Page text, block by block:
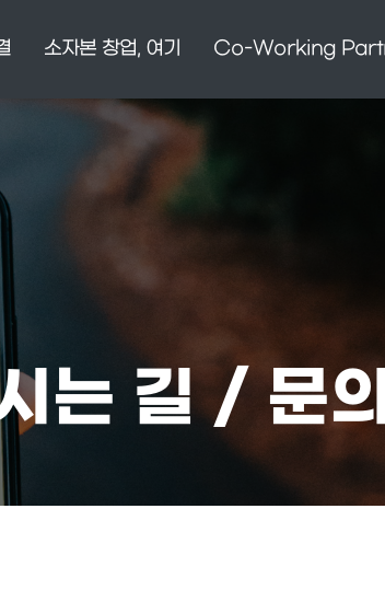
소자본 창업, 여기 Co-Working
는 길 / 문의